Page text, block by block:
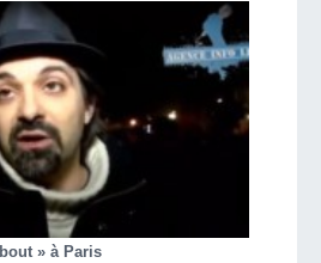
» à Paris